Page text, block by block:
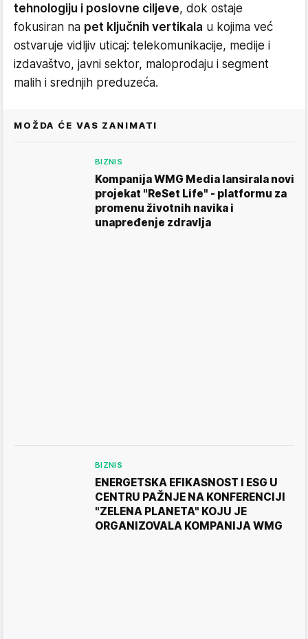
tehnologiju i poslovne ciljeve, dok ostaje
fokusiran na pet ključnih vertikala u kojima već
ostvaruje vidljiv uticaj: telekomunikacije, medije i
izdavaštvo, javni sektor, maloprodaju i segment
malih i srednjih preduzeća.
MOŽDA ĆE VAS ZANIMATI
BIZNIS
Kompanija WMG Media lansirala novi
projekat "ReSet Life" - platformu za
promenu životnih navika i
unapređenje zdravlja
BIZNIS
ENERGETSKA EFIKASNOST I ESG U
CENTRU PAŽNJE NA KONFERENCIJI
"ZELENA PLANETA" KOJU JE
ORGANIZOVALA KOMPANIJA WMG